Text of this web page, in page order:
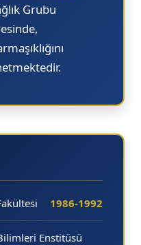
Grubu
1986-1992
Enstitüsü